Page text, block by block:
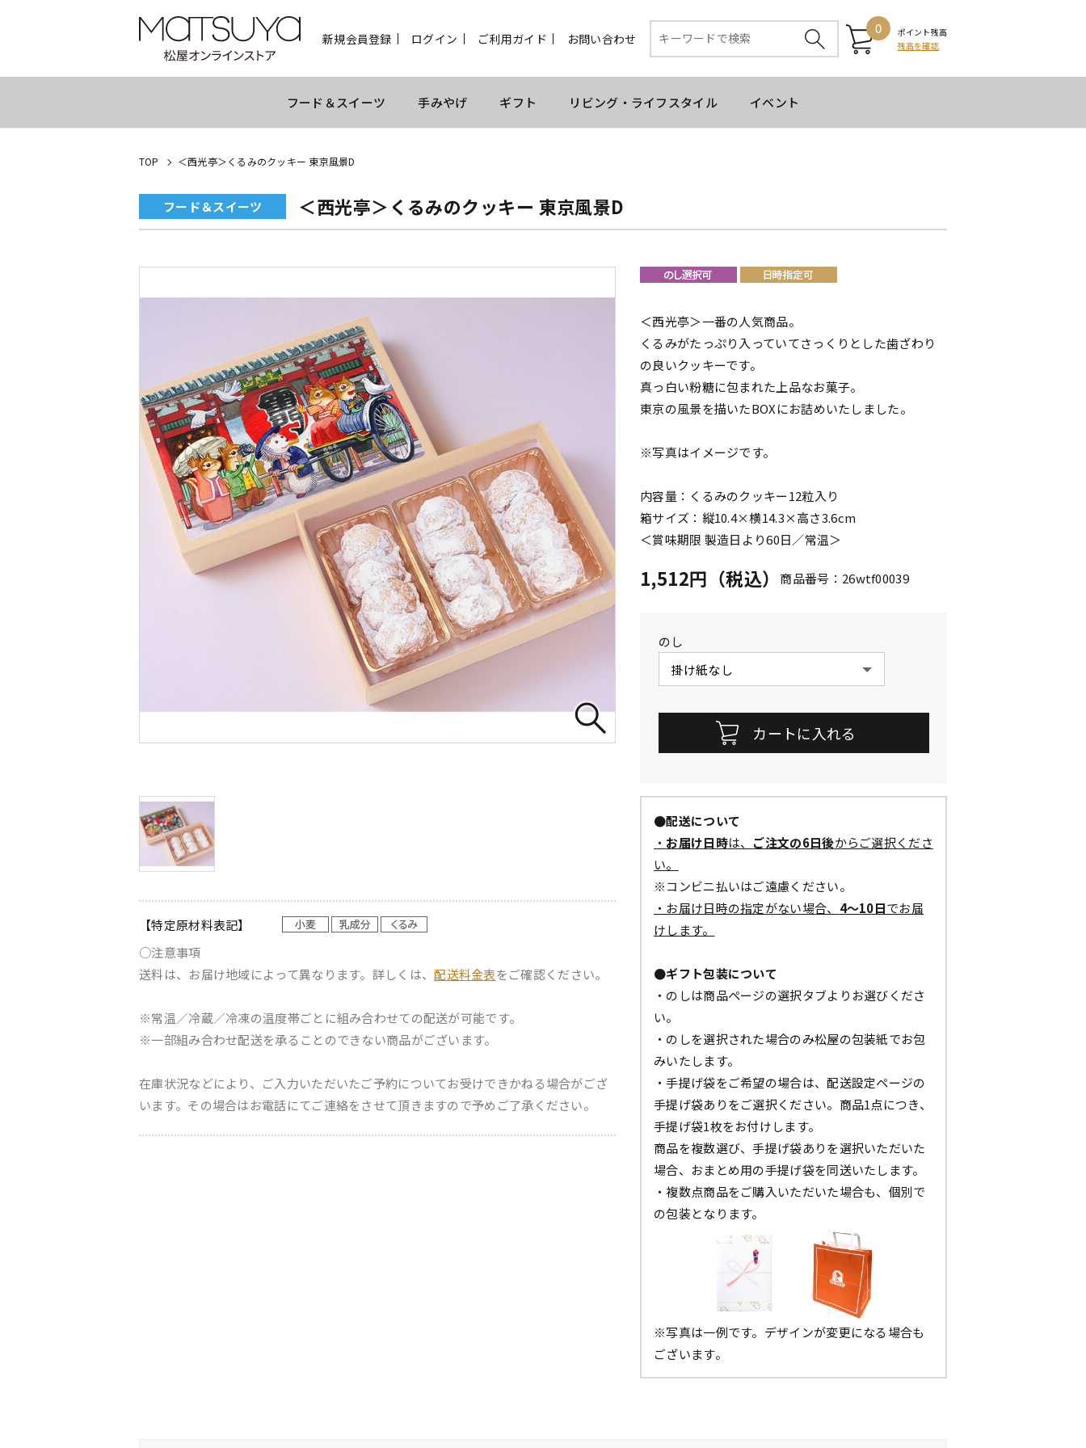
新規会員登録 ログイン ご利用ガイド お問い合わせ
0
ポイント残高
残高を確認
フード＆スイーツ 手みやげ ギフト リビング・ライフスタイル イベント
TOP ＜西光亭＞くるみのクッキー 東京風景D
フード＆スイーツ ＜西光亭＞くるみのクッキー 東京風景D
【特定原材料表記】
○注意事項
送料は、お届け地域によって異なります。詳しくは、配送料金表をご確認ください。
※常温／冷蔵／冷凍の温度帯ごとに組み合わせての配送が可能です。
※一部組み合わせ配送を承ることのできない商品がございます。
在庫状況などにより、ご入力いただいたご予約についてお受けできかねる場合がござ
います。その場合はお電話にてご連絡をさせて頂きますので予めご了承ください。
＜西光亭＞一番の人気商品。
くるみがたっぷり入っていてさっくりとした歯ざわり
の良いクッキーです。
真っ白い粉糖に包まれた上品なお菓子。
東京の風景を描いたBOXにお詰めいたしました。
※写真はイメージです。
内容量：くるみのクッキー12粒入り
箱サイズ：縦10.4×横14.3×高さ3.6cm
＜賞味期限 製造日より60日／常温＞
1,512円（税込） 商品番号：26wtf00039
のし
●配送について
・ お届け日時は、 ご注文の6日後からご選択くださ
い。
※コンビニ払いはご遠慮ください。
・お届け日時の指定がない場合、 4～10日でお届
けします。
●ギフト包装について
・のしは商品ページの選択タブよりお選びくださ
い。
・のしを選択された場合のみ松屋の包装紙でお包
みいたします。
・手提げ袋をご希望の場合は、配送設定ページの
手提げ袋ありをご選択ください。商品1点につき、
手提げ袋1枚をお付けします。
商品を複数選び、手提げ袋ありを選択いただいた
場合、おまとめ用の手提げ袋を同送いたします。
・複数点商品をご購入いただいた場合も、個別で
の包装となります。
※写真は一例です。デザインが変更になる場合も
ございます。